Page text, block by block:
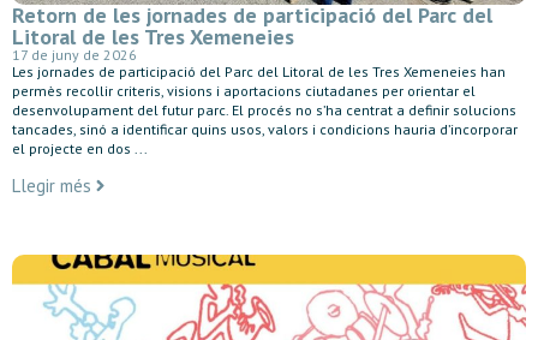
Retorn de les jornades de participació del Parc del
Litoral de les Tres Xemeneies
17 de juny de 2026
Les jornades de participació del Parc del Litoral de les Tres Xemeneies han
permès recollir criteris, visions i aportacions ciutadanes per orientar el
desenvolupament del futur parc. El procés no s’ha centrat a definir solucions
tancades, sinó a identificar quins usos, valors i condicions hauria d’incorporar
el projecte en dos ...
Llegir més